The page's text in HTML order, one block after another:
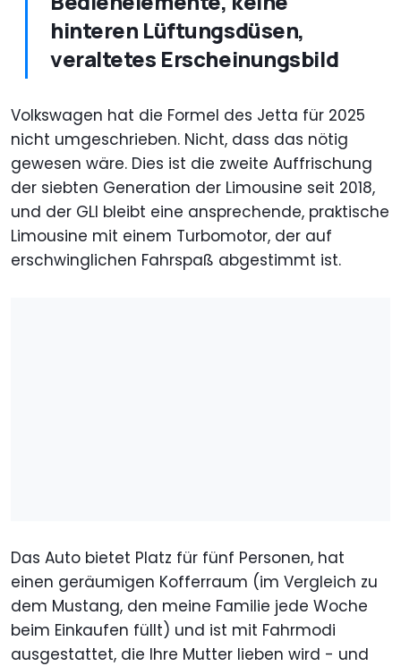
hinteren Lüftungsdüsen,
veraltetes Erscheinungsbild
Volkswagen hat die Formel des Jetta für 2025
nicht umgeschrieben. Nicht, dass das nötig
gewesen wäre. Dies ist die zweite Auffrischung
der siebten Generation der Limousine seit 2018,
und der GLI bleibt eine ansprechende, praktische
Limousine mit einem Turbomotor, der auf
erschwinglichen Fahrspaß abgestimmt ist.
Das Auto bietet Platz für fünf Personen, hat
einen geräumigen Kofferraum (im Vergleich zu
dem Mustang, den meine Familie jede Woche
beim Einkaufen füllt) und ist mit Fahrmodi
ausgestattet, die Ihre Mutter lieben wird - und